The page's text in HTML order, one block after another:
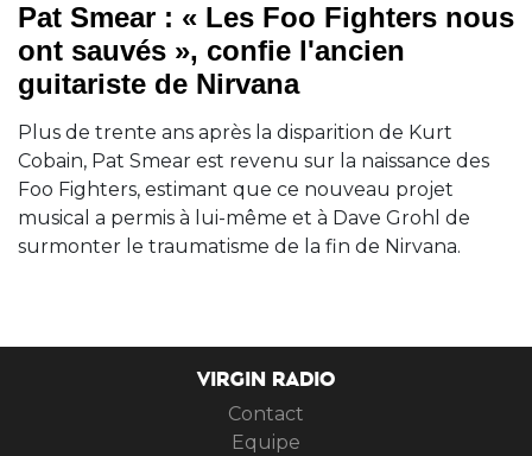
Pat Smear : « Les Foo Fighters nous
ont sauvés », confie l'ancien
guitariste de Nirvana
Plus de trente ans après la disparition de Kurt
Cobain, Pat Smear est revenu sur la naissance des
Foo Fighters, estimant que ce nouveau projet
musical a permis à lui-même et à Dave Grohl de
surmonter le traumatisme de la fin de Nirvana.
VIRGIN RADIO
Contact
Equipe